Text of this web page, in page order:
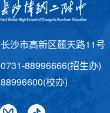
长沙市高新区麓天路11号
0731-88996666(招生办)
88996600(校办)